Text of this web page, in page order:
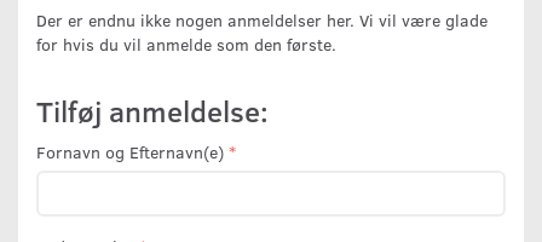
Der er endnu ikke nogen anmeldelser her. Vi vil være glade
for hvis du vil anmelde som den første.
Tilføj anmeldelse:
Fornavn og Efternavn(e)